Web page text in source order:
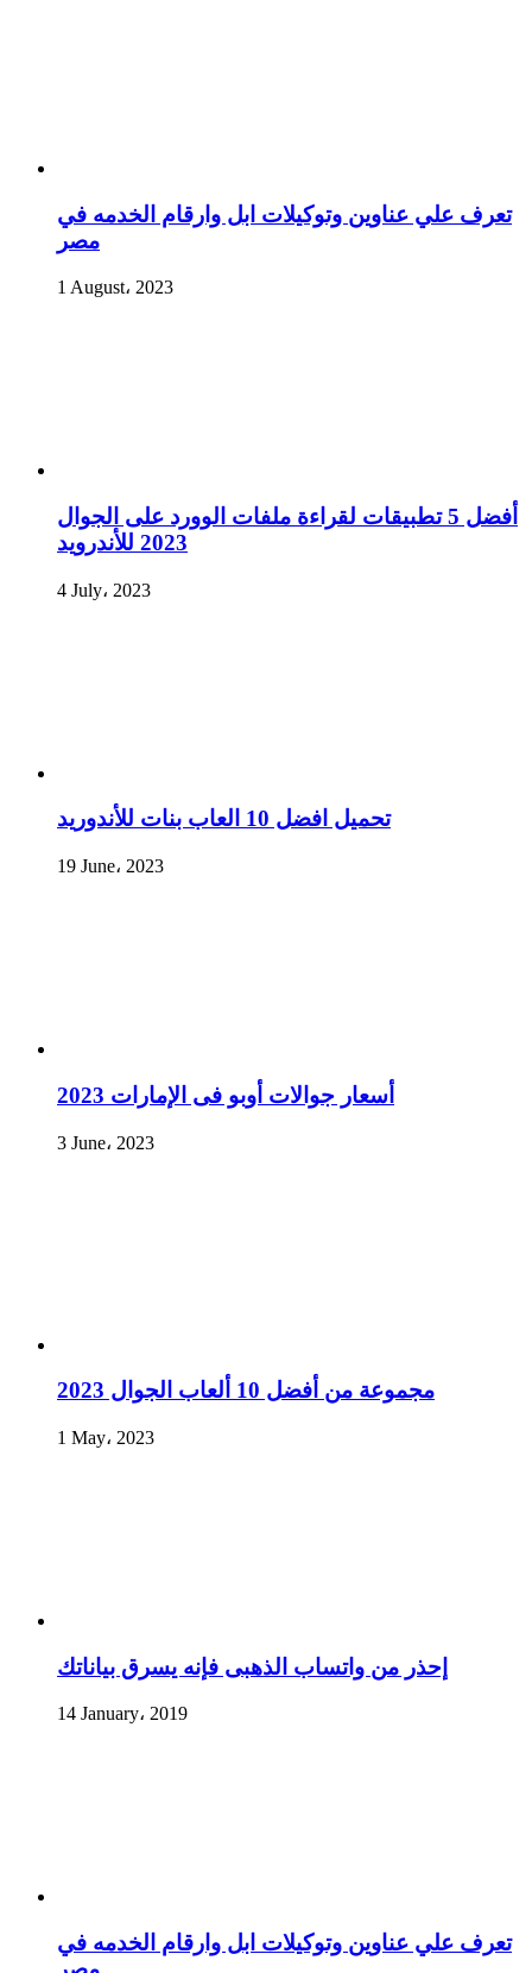
تعرف علي عناوين وتوكيلات ابل وارقام الخدمه في
مصر
1 August، 2023
أفضل 5 تطبيقات لقراءة ملفات الوورد على الجوال
2023 للأندرويد
4 July، 2023
تحميل افضل 10 العاب بنات للأندوريد
19 June، 2023
أسعار جوالات أوبو فى الإمارات 2023
3 June، 2023
مجموعة من أفضل 10 ألعاب الجوال 2023
1 May، 2023
إحذر من واتساب الذهبى فإنه يسرق بياناتك
14 January، 2019
تعرف علي عناوين وتوكيلات ابل وارقام الخدمه في